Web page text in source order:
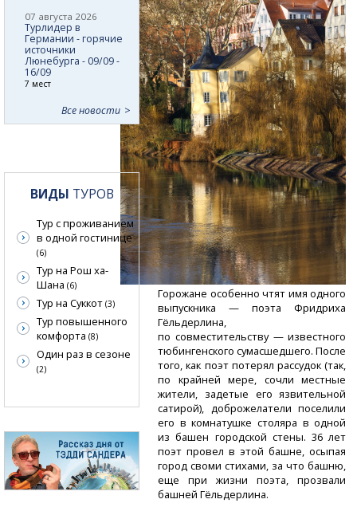
Горожане особенно чтят имя одного
выпускника — поэта Фридриха
Гёльдерлина,
по совместительству — известного
тюбингенского сумасшедшего. После
того, как поэт потерял рассудок (так,
по крайней мере, сочли местные
жители, задетые его язвительной
сатирой), доброжелатели поселили
его в комнатушке столяра в одной
из башен городской стены. 36 лет
поэт провел в этой башне, осыпая
город своми стихами, за что башню,
еще при жизни поэта, прозвали
башней Гёльдерлина.
07 августа 2026
Турлидер в
Германии - горячие
источники
Люнебурга - 09/09 -
16/09
7 мест
Все новости
ВИДЫ ТУРОВ
Тур с проживанием
в одной гостинице
(6)
Тур на Рош ха-
Шана (6)
Тур на Суккот (3)
Тур повышенного
комфорта (8)
Один раз в сезоне
(2)